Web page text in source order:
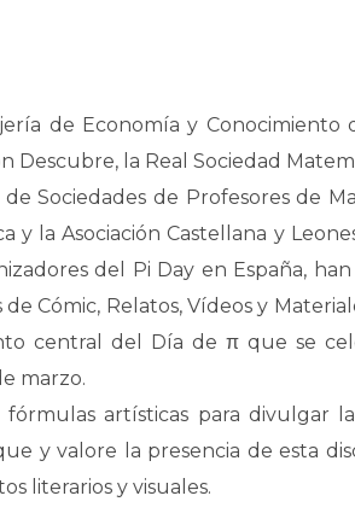
de Economía y
Descubre, la Real Sociedad
de Sociedades de Profesores de
y la Asociación Castellana y
del Pi Day en España,
Cómic, Relatos, Vídeos y
central del Día de π que se
marzo.
fórmulas artísticas para divulgar
y valore la presencia de esta
literarios y visuales.